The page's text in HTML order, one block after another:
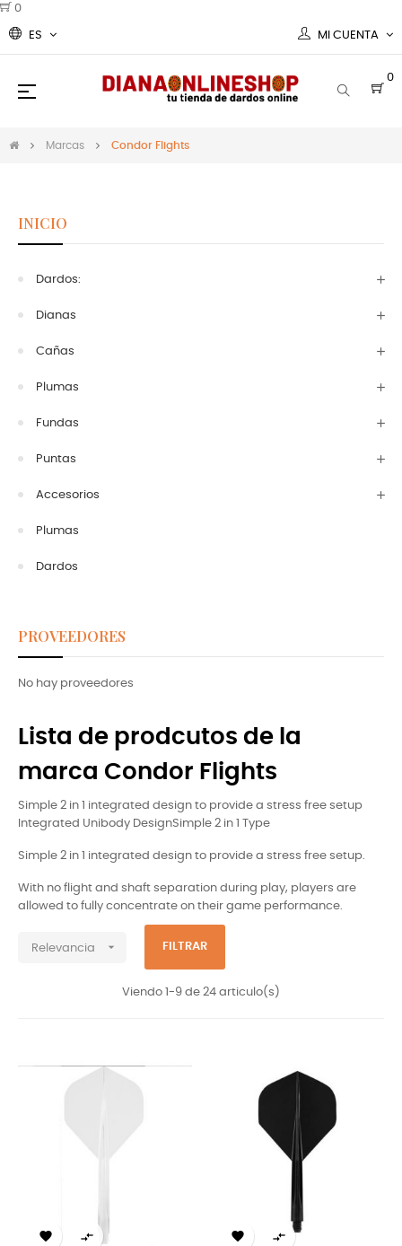
0
ES MI CUENTA
0
Navegación
☰
Marcas Condor Flights
INICIO
Dardos:
Dianas
Cañas
Plumas
Fundas
Puntas
Accesorios
Plumas
Dardos
PROVEEDORES
No hay proveedores
Lista de prodcutos de la
marca Condor Flights
Simple 2 in 1 integrated design to provide a stress free setup
Integrated Unibody DesignSimple 2 in 1 Type
Simple 2 in 1 integrated design to provide a stress free setup.
With no flight and shaft separation during play, players are
allowed to fully concentrate on their game performance.
Relevancia  FILTRAR
Viendo 1-9 de 24 articulo(s)
   